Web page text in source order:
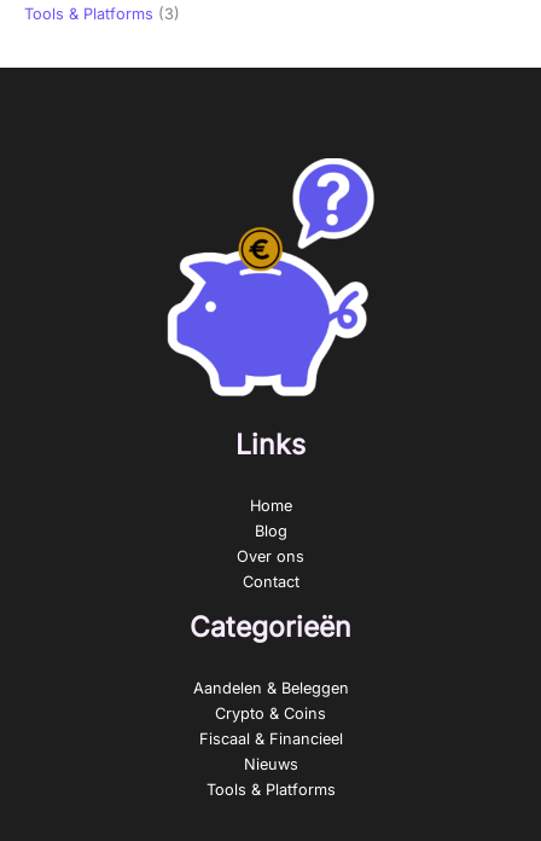
Tools & Platforms (3)
Links
Home
Blog
Over ons
Contact
Categorieën
Aandelen & Beleggen
Crypto & Coins
Fiscaal & Financieel
Nieuws
Tools & Platforms